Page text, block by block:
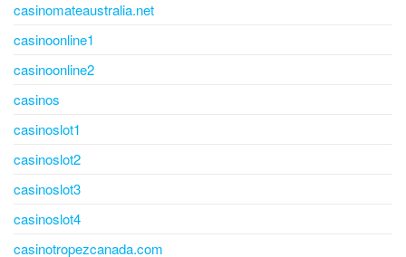
casinomateaustralia.net
casinoonline1
casinoonline2
casinos
casinoslot1
casinoslot2
casinoslot3
casinoslot4
casinotropezcanada.com